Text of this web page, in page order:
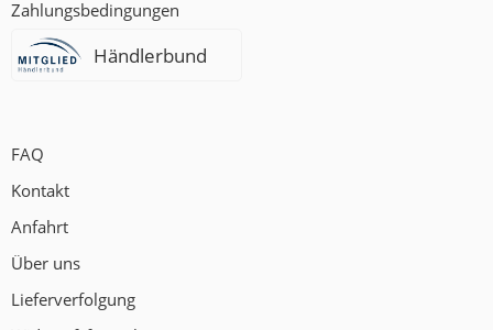
Zahlungsbedingungen
Händlerbund
FAQ
Kontakt
Anfahrt
Über uns
Lieferverfolgung